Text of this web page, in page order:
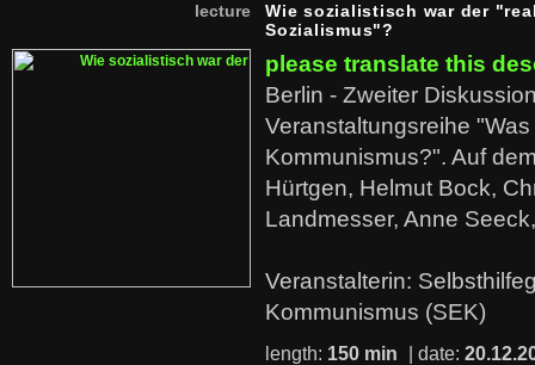
lecture
Wie sozialistisch war der
Sozialismus"?
please translate this
Berlin - Zweiter
Veranstaltungsreihe "Was
Kommunismus?". Auf
Hürtgen, Helmut Bock,
Landmesser, Anne
Veranstalterin:
Kommunismus (SEK)
length: 150 min | date: